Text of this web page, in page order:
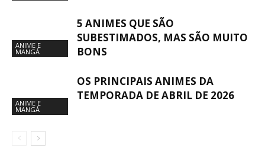
ANIME E
MANGÁ
5 ANIMES QUE SÃO
SUBESTIMADOS, MAS SÃO MUITO
BONS
ANIME E
MANGÁ
OS PRINCIPAIS ANIMES DA
TEMPORADA DE ABRIL DE 2026